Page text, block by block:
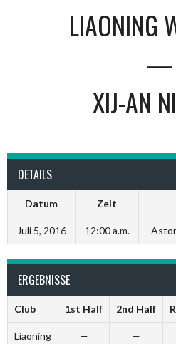
LIAONING
—
XIJ-AN
DETAILS
Datum Zeit
Juli 5, 2016 12:00 a.m.
ERGEBNISSE
Club 1st Half 2nd Half
Liaoning
— —